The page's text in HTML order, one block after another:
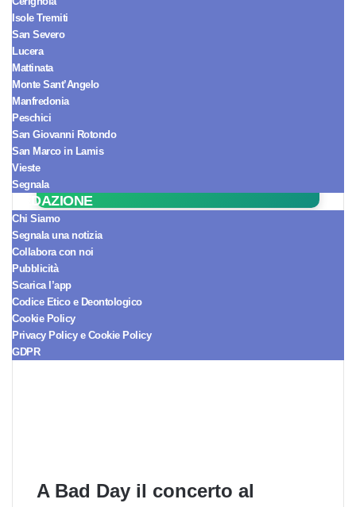
Isole Tremiti
San Severo
Lucera
Mattinata
Monte Sant’Angelo
Manfredonia
Peschici
San Giovanni Rotondo
San Marco in Lamis
Vieste
Segnala
REDAZIONE
Chi Siamo
Segnala una notizia
Collabora con noi
Pubblicità
Scarica l’app
Codice Etico e Deontologico
Cookie Policy
Privacy Policy e Cookie Policy
GDPR
Seguici sul Canale WhatsApp!
arriva sempre per primo.
[esi adrotate group="1"
cache="public" ttl="0"]
A Bad Day il concerto al